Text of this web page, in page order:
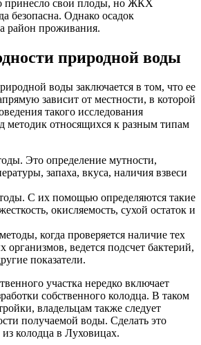
принесло свои плоды, но ЖКХ
безопасна. Однако осадок
район проживания.
природной воды
воды заключается в том, что ее
зависит от местности, в которой
такого исследования
методик относящихся к разным типам
Это определение мутности,
запаха, вкуса, наличия взвеси
С их помощью определяются такие
окисляемость, сухой остаток и
когда проверяется наличие тех
ведется подсчет бактерий,
показатели.
участка нередко включает
собственного колодца. В таком
владельцам также следует
получаемой воды. Сделать это
колодца в Луховицах.